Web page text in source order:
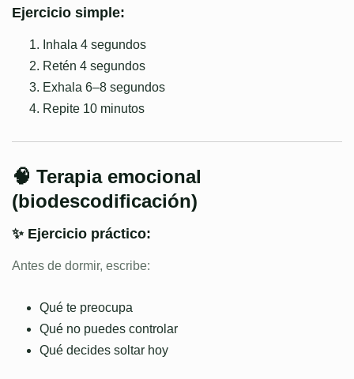
Ejercicio simple:
Inhala 4 segundos
Retén 4 segundos
Exhala 6–8 segundos
Repite 10 minutos
🧠 Terapia emocional
(biodescodificación)
✨ Ejercicio práctico:
Antes de dormir, escribe:
Qué te preocupa
Qué no puedes controlar
Qué decides soltar hoy